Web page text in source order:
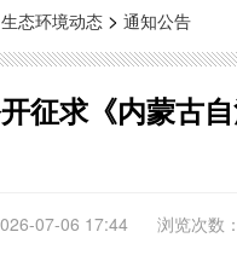
生态环境动态 > 通知公告
征求《内蒙古
07-06 17:44 浏览次数